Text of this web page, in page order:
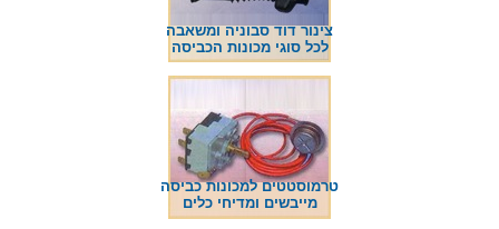
צינור דוד סבוניה ומשאבה
לכל סוגי מכונות הכביסה
טרמוסטטים למכונות כביסה
מייבשים ומדיחי כלים